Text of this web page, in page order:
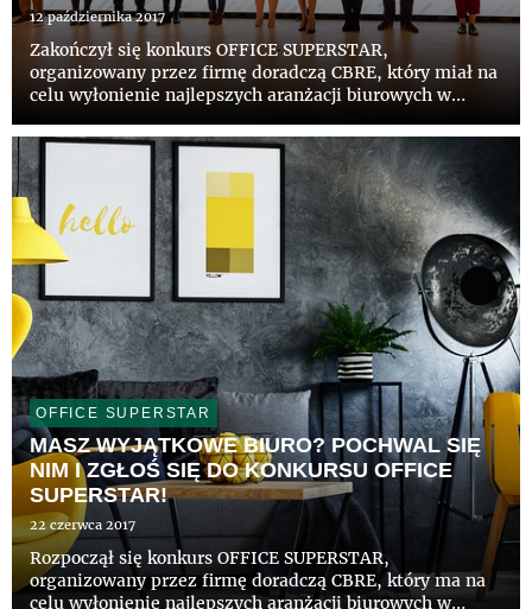
12 października 2017
Zakończył się konkurs OFFICE SUPERSTAR,
organizowany przez firmę doradczą CBRE, który miał na
celu wyłonienie najlepszych aranżacji biurowych w
interdyscyplinarna Kapituła wyłoniła 11 firm z
najbardziej unikalnie zaaranżowa...
OFFICE SUPERSTAR
MASZ WYJĄTKOWE BIURO? POCHWAL SIĘ
NIM I ZGŁOŚ SIĘ DO KONKURSU OFFICE
SUPERSTAR!
22 czerwca 2017
Rozpoczął się konkurs OFFICE SUPERSTAR,
organizowany przez firmę doradczą CBRE, który ma na
celu wyłonienie najlepszych aranżacji biurowych w